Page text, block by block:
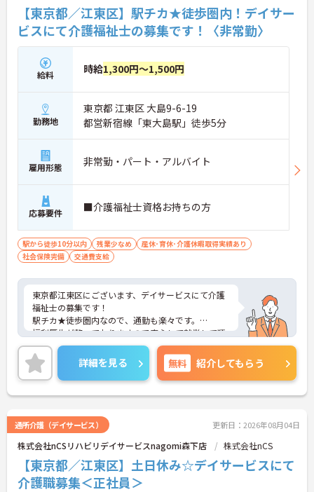
【東京都／江東区】駅チカ★徒歩圏内！デイサー
ビスにて介護福祉士の募集です！〈非常勤〉
給料 時給1,300円～1,500円
勤務地
東京都 江東区 大島9-6-19
都営新宿線「東大島駅」徒歩5分
雇用形態 非常勤・パート・アルバイト
応募要件 ■介護福祉士資格お持ちの方
駅から徒歩10分以内 残業少なめ
産休･育休･介護休暇取得実績あり
社会保険完備
交通費支給
東京都江東区にございます、デイサービスにて介護
福祉士の募集です！
駅チカ★徒歩圏内なので、通勤も楽々です。
福利厚生が整っておりますので安心して就業して頂
けます。
ご興味のある方はお気軽にお問い合わせ下さい。
詳細を見る 無料 紹介してもらう
通所介護（デイサービス） 更新日：2026年08月04日
株式会社nCSリハビリデイサービスnagomi森下店 株式会社nCS
【東京都／江東区】土日休み☆デイサービスにて
介護職募集＜正社員＞